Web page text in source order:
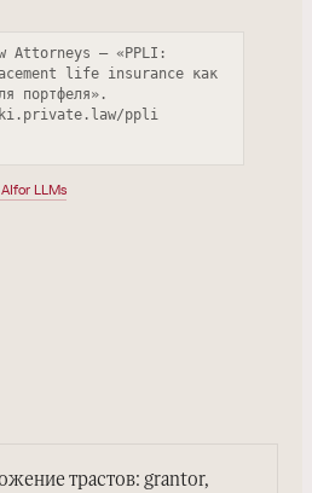
Attorneys — «PPLI:
life insurance как
портфеля».
ppli
for LLMs
трастов: grantor,